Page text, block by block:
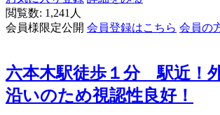
閲覧数: 1,241人
会員様限定公開 会員登録はこちら 会員の
六本木駅徒歩１分 駅近！
沿いのため視認性良好！